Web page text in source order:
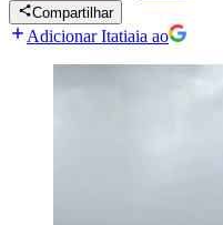
Compartilhar
Adicionar Itatiaia ao